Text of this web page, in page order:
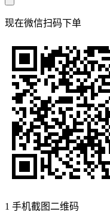
现在微信扫码下单
1 手机截图二维码